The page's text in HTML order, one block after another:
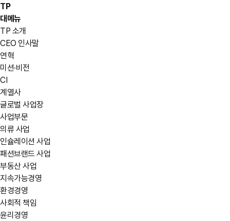
TP
대메뉴
TP 소개
CEO 인사말
연혁
미션·비전
CI
계열사
글로벌 사업장
사업부문
의류 사업
인슐레이션 사업
패션브랜드 사업
부동산 사업
지속가능경영
환경경영
사회적 책임
윤리경영